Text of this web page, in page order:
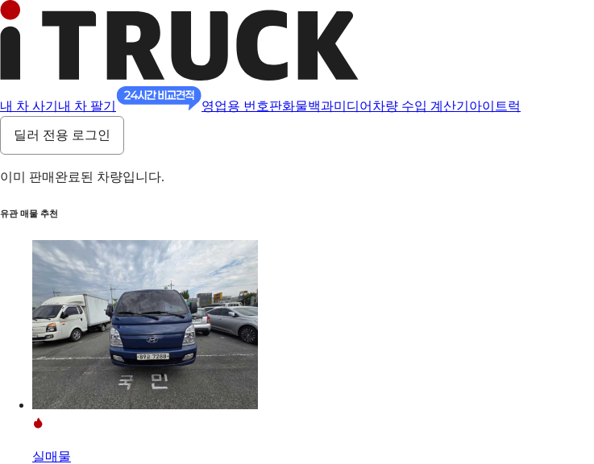
내 차 사기 내 차 팔기 영업용 번호판화물백과미디어 차량 수입 계산기 아이트럭
딜러 전용 로그인
이미 판매완료된 차량입니다.
유관 매물 추천
실매물